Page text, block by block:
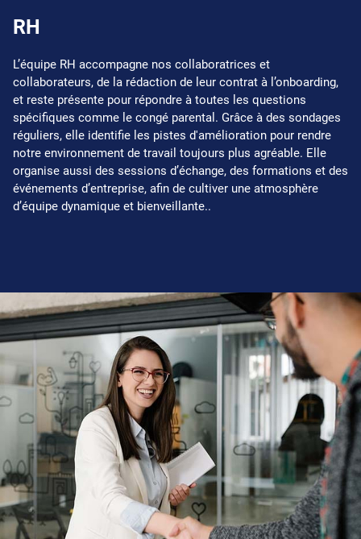
RH
L’équipe RH accompagne nos collaboratrices et
collaborateurs, de la rédaction de leur contrat à l’onboarding,
et reste présente pour répondre à toutes les questions
spécifiques comme le congé parental. Grâce à des sondages
réguliers, elle identifie les pistes d'amélioration pour rendre
notre environnement de travail toujours plus agréable. Elle
organise aussi des sessions d’échange, des formations et des
événements d’entreprise, afin de cultiver une atmosphère
d’équipe dynamique et bienveillante..